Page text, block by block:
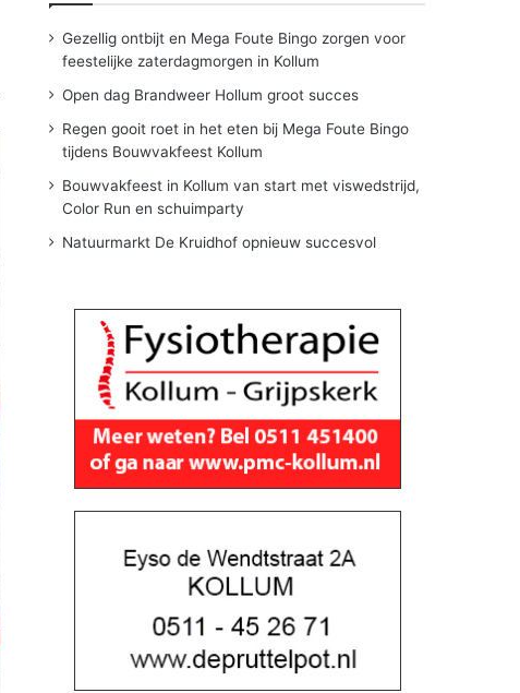
Gezellig ontbijt en Mega Foute Bingo zorgen voor
feestelijke zaterdagmorgen in Kollum
Open dag Brandweer Hollum groot succes
Regen gooit roet in het eten bij Mega Foute Bingo
tijdens Bouwvakfeest Kollum
Bouwvakfeest in Kollum van start met viswedstrijd,
Color Run en schuimparty
Natuurmarkt De Kruidhof opnieuw succesvol